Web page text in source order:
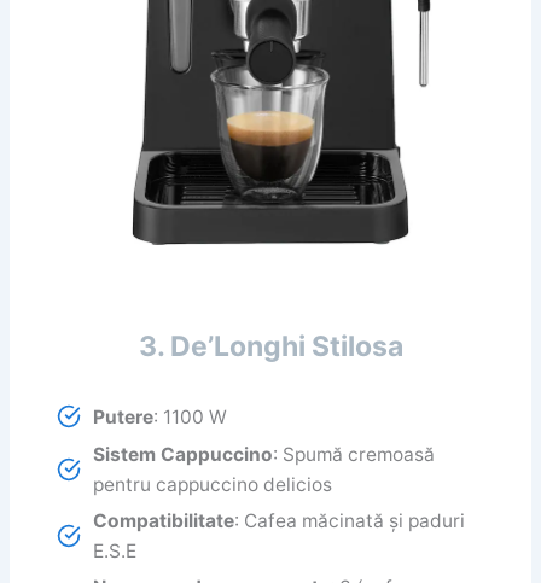
3. De’Longhi Stilosa
Putere: 1100 W
Sistem Cappuccino: Spumă cremoasă
pentru cappuccino delicios
Compatibilitate: Cafea măcinată și paduri
E.S.E